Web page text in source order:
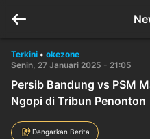
Terkini • okezone
Senin, 27 Januari 2025 - 21:05
Persib Bandung vs PSM
Ngopi di Tribun Penonton
Dengarkan Berita